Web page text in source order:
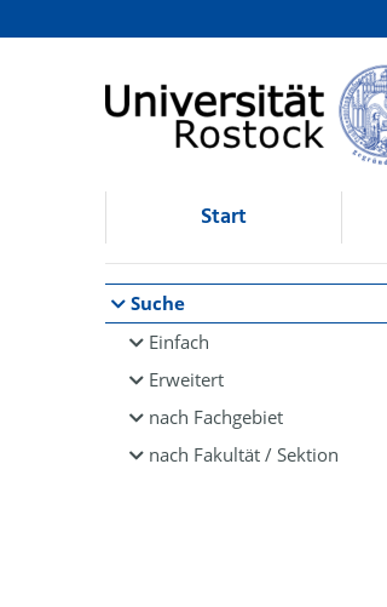
Browsen
direkt zum Inhalt
Start
Suche
Einfach
Erweitert
nach Fachgebiet
nach Fakultät / Sektion